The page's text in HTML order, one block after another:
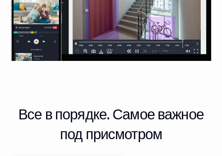
Все в порядке. Самое важное
под присмотром